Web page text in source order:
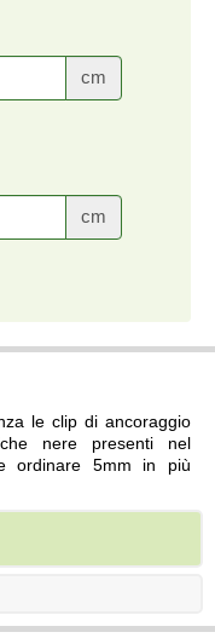
cm
cm
le clip di ancoraggio
nere presenti nel
ordinare 5mm in più